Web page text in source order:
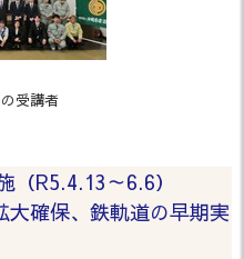
受講者
（R5.4.13～6.6）
大確保、鉄軌道の早期実